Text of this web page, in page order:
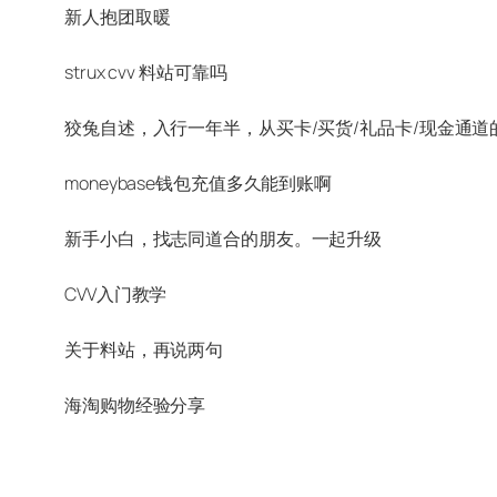
新人抱团取暖
strux cvv 料站可靠吗
狡兔自述，入行一年半，从买卡/买货/礼品卡/现金通道
moneybase钱包充值多久能到账啊
新手小白，找志同道合的朋友。一起升级
CVV入门教学
关于料站，再说两句
海淘购物经验分享